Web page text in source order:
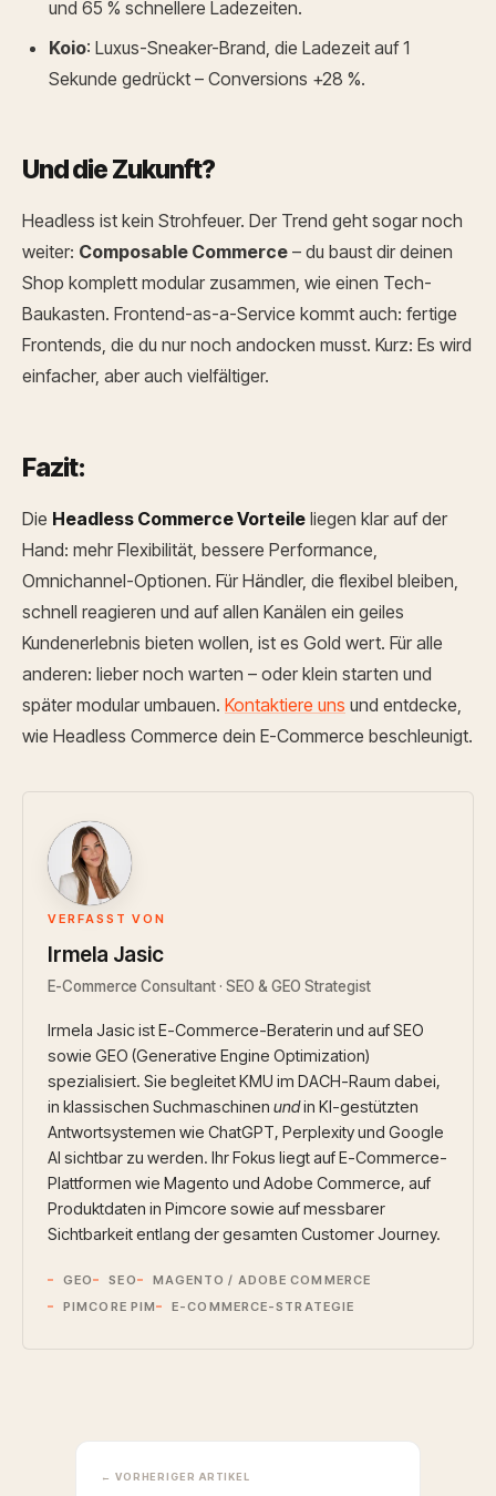
und 65 % schnellere Ladezeiten.
Koio: Luxus-Sneaker-Brand, die Ladezeit auf 1
Sekunde gedrückt – Conversions +28 %.
Und die Zukunft?
Headless ist kein Strohfeuer. Der Trend geht sogar noch
weiter: Composable Commerce – du baust dir deinen
Shop komplett modular zusammen, wie einen Tech-
Baukasten. Frontend-as-a-Service kommt auch: fertige
Frontends, die du nur noch andocken musst. Kurz: Es wird
einfacher, aber auch vielfältiger.
Fazit:
Die Headless Commerce Vorteile liegen klar auf der
Hand: mehr Flexibilität, bessere Performance,
Omnichannel-Optionen. Für Händler, die flexibel bleiben,
schnell reagieren und auf allen Kanälen ein geiles
Kundenerlebnis bieten wollen, ist es Gold wert. Für alle
anderen: lieber noch warten – oder klein starten und
später modular umbauen. Kontaktiere uns und entdecke,
wie Headless Commerce dein E-Commerce beschleunigt.
IJ
VERFASST VON
Irmela Jasic
E-Commerce Consultant · SEO & GEO Strategist
Irmela Jasic ist E-Commerce-Beraterin und auf SEO
sowie GEO (Generative Engine Optimization)
spezialisiert. Sie begleitet KMU im DACH-Raum dabei,
in klassischen Suchmaschinen undin KI-gestützten
Antwortsystemen wie ChatGPT, Perplexity und Google
AI sichtbar zu werden. Ihr Fokus liegt auf E-Commerce-
Plattformen wie Magento und Adobe Commerce, auf
Produktdaten in Pimcore sowie auf messbarer
Sichtbarkeit entlang der gesamten Customer Journey.
GEO SEO
MAGENTO / ADOBE COMMERCE
PIMCORE PIM
E-COMMERCE-STRATEGIE
← VORHERIGER ARTIKEL